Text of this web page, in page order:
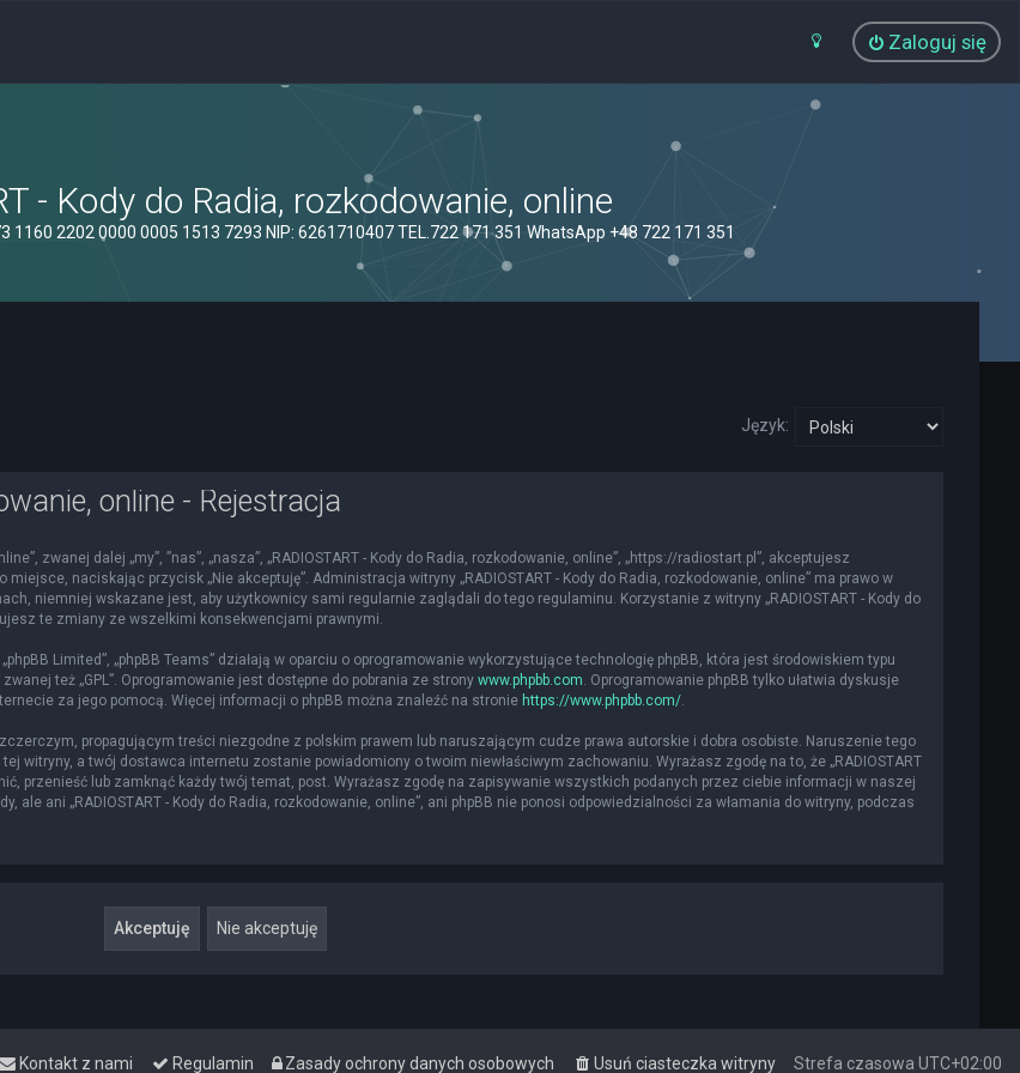
Zaloguj się
- Kody do Radia, rozkodowanie, online
1160 2202 0000 0005 1513 7293 NIP: 6261710407 TEL.722 171 351 WhatsApp +48 722 171 351
Język:
online - Rejestracja
zwanej dalej „my”, ”nas”, „nasza”, „RADIOSTART - Kody do Radia, rozkodowanie, online”, „https://radiostart.pl”, akceptujesz
naciskając przycisk „Nie akceptuję”. Administracja witryny „RADIOSTART - Kody do Radia, rozkodowanie, online” ma prawo w
niemniej wskazane jest, aby użytkownicy sami regularnie zaglądali do tego regulaminu. Korzystanie z witryny „RADIOSTART - Kody do
te zmiany ze wszelkimi konsekwencjami prawnymi.
„phpBB Limited”, „phpBB Teams” działają w oparciu o oprogramowanie wykorzystujące technologię phpBB, która jest środowiskiem typu
zwanej też „GPL”. Oprogramowanie jest dostępne do pobrania ze strony www.phpbb.com. Oprogramowanie phpBB tylko ułatwia dyskusje
za jego pomocą. Więcej informacji o phpBB można znaleźć na stronie https://www.phpbb.com/.
propagującym treści niezgodne z polskim prawem lub naruszającym cudze prawa autorskie i dobra osobiste. Naruszenie tego
witryny, a twój dostawca internetu zostanie powiadomiony o twoim niewłaściwym zachowaniu. Wyrażasz zgodę na to, że „RADIOSTART
przenieść lub zamknąć każdy twój temat, post. Wyrażasz zgodę na zapisywanie wszystkich podanych przez ciebie informacji w naszej
ani „RADIOSTART - Kody do Radia, rozkodowanie, online”, ani phpBB nie ponosi odpowiedzialności za włamania do witryny, podczas
Strefa czasowa UTC+02:00
Usuń ciasteczka witryny
Zasady ochrony danych osobowych
Regulamin
Kontakt z nami